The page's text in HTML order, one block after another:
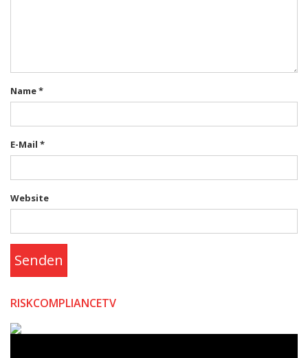
Name*
E-Mail *
Website
Senden
RISKCOMPLIANCETV